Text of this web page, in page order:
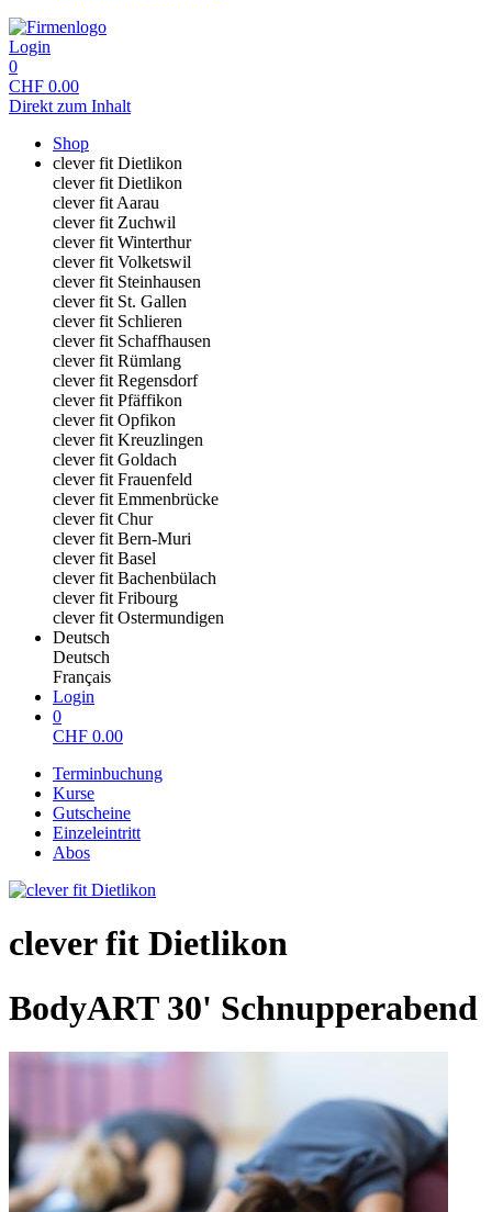
Login
0
CHF 0.00
Direkt zum Inhalt
Shop
clever fit Dietlikon
clever fit Dietlikon
clever fit Aarau
clever fit Zuchwil
clever fit Winterthur
clever fit Volketswil
clever fit Steinhausen
clever fit St. Gallen
clever fit Schlieren
clever fit Schaffhausen
clever fit Rümlang
clever fit Regensdorf
clever fit Pfäffikon
clever fit Opfikon
clever fit Kreuzlingen
clever fit Goldach
clever fit Frauenfeld
clever fit Emmenbrücke
clever fit Chur
clever fit Bern-Muri
clever fit Basel
clever fit Bachenbülach
clever fit Fribourg
clever fit Ostermundigen
Deutsch
Deutsch
Français
Login
0
CHF 0.00
Terminbuchung
Kurse
Gutscheine
Einzeleintritt
Abos
clever fit Dietlikon
BodyART 30' Schnupperabend